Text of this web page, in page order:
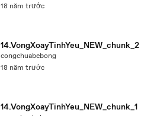
18 năm trước
14.VongXoayTinhYeu_NEW_chunk_2
congchuabebong
18 năm trước
14.VongXoayTinhYeu_NEW_chunk_1